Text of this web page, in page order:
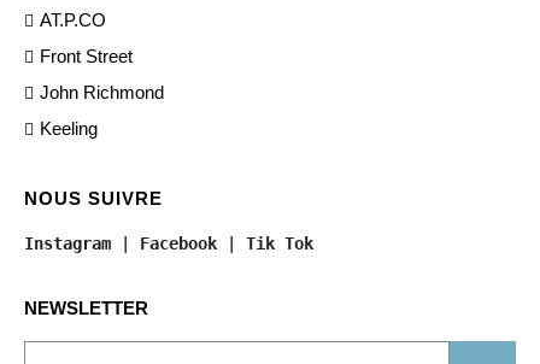
AT.P.CO
Front Street
John Richmond
Keeling
NOUS SUIVRE
Instagram | Facebook | Tik Tok
NEWSLETTER